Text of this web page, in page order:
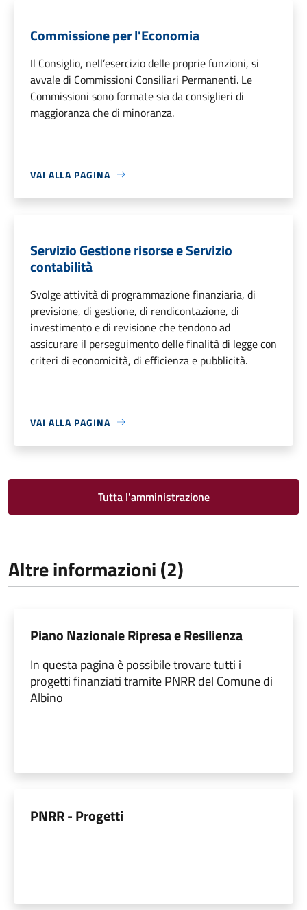
Commissione per l'Economia
Il Consiglio, nell’esercizio delle proprie funzioni, si
avvale di Commissioni Consiliari Permanenti. Le
Commissioni sono formate sia da consiglieri di
maggioranza che di minoranza.
VAI ALLA PAGINA
Servizio Gestione risorse e Servizio
contabilità
Svolge attività di programmazione finanziaria, di
previsione, di gestione, di rendicontazione, di
investimento e di revisione che tendono ad
assicurare il perseguimento delle finalità di legge con
criteri di economicità, di efficienza e pubblicità.
VAI ALLA PAGINA
Tutta l'amministrazione
Altre informazioni (2)
Piano Nazionale Ripresa e Resilienza
In questa pagina è possibile trovare tutti i
progetti finanziati tramite PNRR del Comune di
Albino
PNRR - Progetti